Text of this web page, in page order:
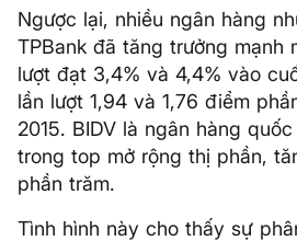
Ngược lại, nhiều ngân hàng
TPBank đã tăng trưởng mạnh
lượt đạt 3,4% và 4,4% vào
lần lượt 1,94 và 1,76 điểm
2015. BIDV là ngân hàng
trong top mở rộng thị phần,
phần trăm.
Tình hình này cho thấy sự